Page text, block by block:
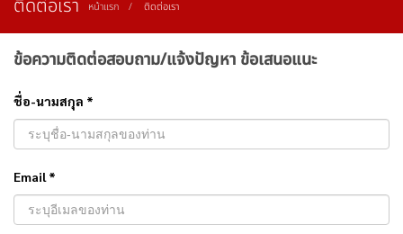
ติดต่อเรา หน้าแรก ติดต่อเรา
ข้อความติดต่อสอบถาม/แจ้งปัญหา ข้อเสนอแนะ
ชื่อ-นามสกุล *
Email *